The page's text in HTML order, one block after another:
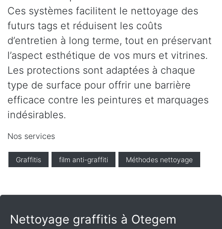
Ces systèmes facilitent le nettoyage des
futurs tags et réduisent les coûts
d’entretien à long terme, tout en préservant
l’aspect esthétique de vos murs et vitrines.
Les protections sont adaptées à chaque
type de surface pour offrir une barrière
efficace contre les peintures et marquages
indésirables.
Nos services
Graffitis film anti-graffiti Méthodes nettoyage
Nettoyage graffitis à Otegem